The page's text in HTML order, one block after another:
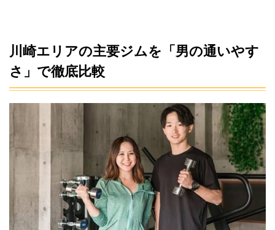
です
Q7.カ
ウン
ング
しな
ない
です
か？
川崎エリアの主要ジムを「男の通いやす
さ」で徹底比較